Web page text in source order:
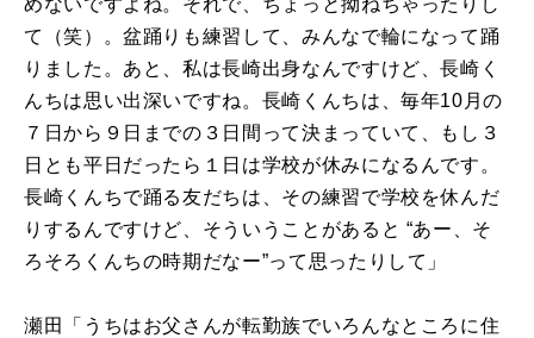
めないですよね。それで、ちょっと拗ねちゃったりし
て（笑）。盆踊りも練習して、みんなで輪になって踊
りました。あと、私は長崎出身なんですけど、長崎く
んちは思い出深いですね。長崎くんちは、毎年10月の
７日から９日までの３日間って決まっていて、もし３
日とも平日だったら１日は学校が休みになるんです。
長崎くんちで踊る友だちは、その練習で学校を休んだ
りするんですけど、そういうことがあると “あー、そ
ろそろくんちの時期だなー”って思ったりして」
瀬田「うちはお父さんが転勤族でいろんなところに住